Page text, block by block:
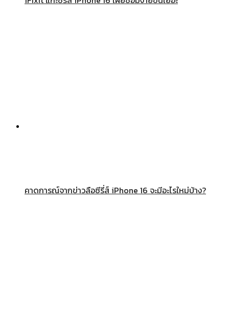
คาดการณ์จากข่าวลือซีรี่ส์ iPhone 16 จะมีอะไรใหม่บ้าง?